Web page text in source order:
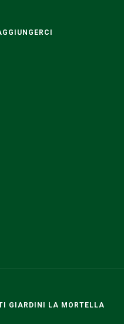
GIARDINI LA MORTELLA